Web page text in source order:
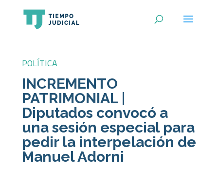
POLÍTICA
INCREMENTO
PATRIMONIAL |
Diputados convocó a
una sesión especial para
pedir la interpelación de
Manuel Adorni